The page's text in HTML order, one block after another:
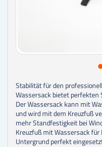
Stabilität für den
Wassersack bietet perfekten
Der Wassersack kann mit
und wird mit dem Kreuzfuß
mehr Standfestigkeit bei
Kreuzfuß mit Wassersack
Untergrund perfekt